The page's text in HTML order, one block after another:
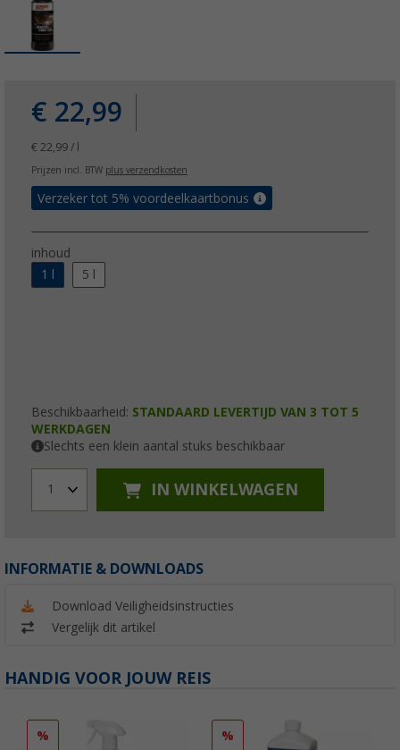
€ 22,99
€ 22,99 / l
Prijzen incl. BTW plus verzendkosten
Verzeker tot 5% voordeelkaartbonus
inhoud
1 l
5 l
Beschikbaarheid: STANDAARD LEVERTIJD VAN 3 TOT 5
WERKDAGEN
Slechts een klein aantal stuks beschikbaar
1 IN WINKELWAGEN
INFORMATIE & DOWNLOADS
Download Veiligheidsinstructies
Vergelijk dit artikel
HANDIG VOOR JOUW REIS
% %